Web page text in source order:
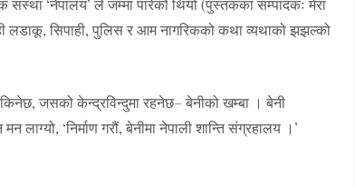
संस्था ‘नेपालय’ ले जम्मा पारेको थियो (पुस्तकका सम्पादकः मेरा
लडाकू, सिपाही, पुलिस र आम नागरिकको कथा व्यथाको झझल्को
जसको केन्द्रविन्दुमा रहनेछ– बेनीको खम्बा । बेनी
‘निर्माण गरौं, बेनीमा नेपाली शान्ति संग्रहालय ।’